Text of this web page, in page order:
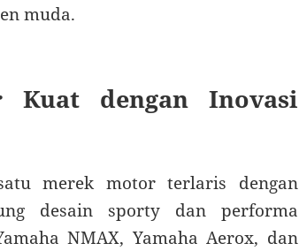
muda.
Kuat dengan Inovasi
merek motor terlaris dengan
desain sporty dan performa
NMAX, Yamaha Aerox, dan